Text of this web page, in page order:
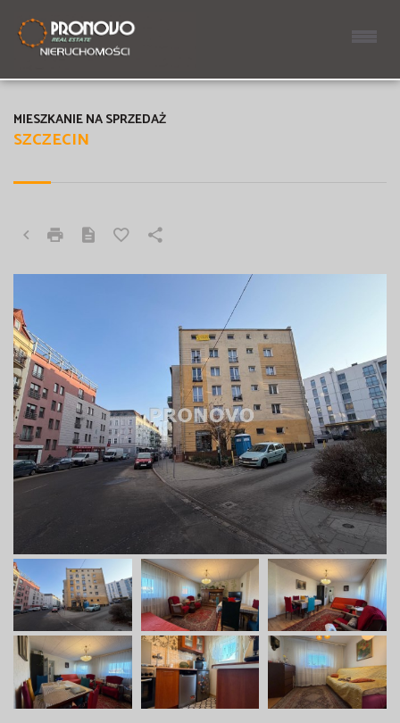
SZCZECIN
MIESZKANIE NA SPRZEDAŻ